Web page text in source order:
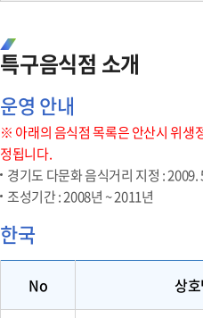
특구음식점 소개
운영 안내
※ 아래의 음식점 목록은 안산시 위생
정됩니다.
경기도 다문화 음식거리 지정 : 2009.
조성기간 : 2008년 ~ 2011년
한국
No 상